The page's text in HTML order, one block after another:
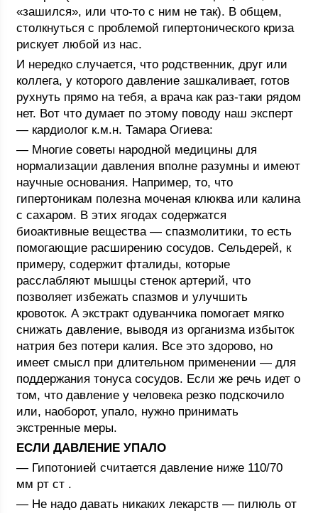
«зашился», или что-то с ним не так). В общем,
столкнуться с проблемой гипертонического криза
рискует любой из нас.
И нередко случается, что родственник, друг или
коллега, у которого давление зашкаливает, готов
рухнуть прямо на тебя, а врача как раз-таки рядом
нет. Вот что думает по этому поводу наш эксперт
— кардиолог к.м.н. Тамара Огиева:
— Многие советы народной медицины для
нормализации давления вполне разумны и имеют
научные основания. Например, то, что
гипертоникам полезна моченая клюква или калина
с сахаром. В этих ягодах содержатся
биоактивные вещества — спазмолитики, то есть
помогающие расширению сосудов. Сельдерей, к
примеру, содержит фталиды, которые
расслабляют мышцы стенок артерий, что
позволяет избежать спазмов и улучшить
кровоток. А экстракт одуванчика помогает мягко
снижать давление, выводя из организма избыток
натрия без потери калия. Все это здорово, но
имеет смысл при длительном применении — для
поддержания тонуса сосудов. Если же речь идет о
том, что давление у человека резко подскочило
или, наоборот, упало, нужно принимать
экстренные меры.
ЕСЛИ ДАВЛЕНИЕ УПАЛО
— Гипотонией считается давление ниже 110/70
мм рт ст .
— Не надо давать никаких лекарств — пилюль от